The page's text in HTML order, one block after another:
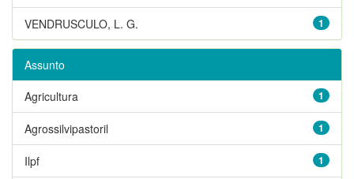
1
VENDRUSCULO, L. G.
Assunto
1
Agricultura
1
Agrossilvipastoril
1
Ilpf